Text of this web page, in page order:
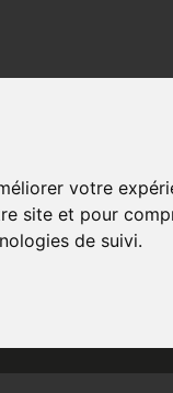
votre
site et pour
de suivi.